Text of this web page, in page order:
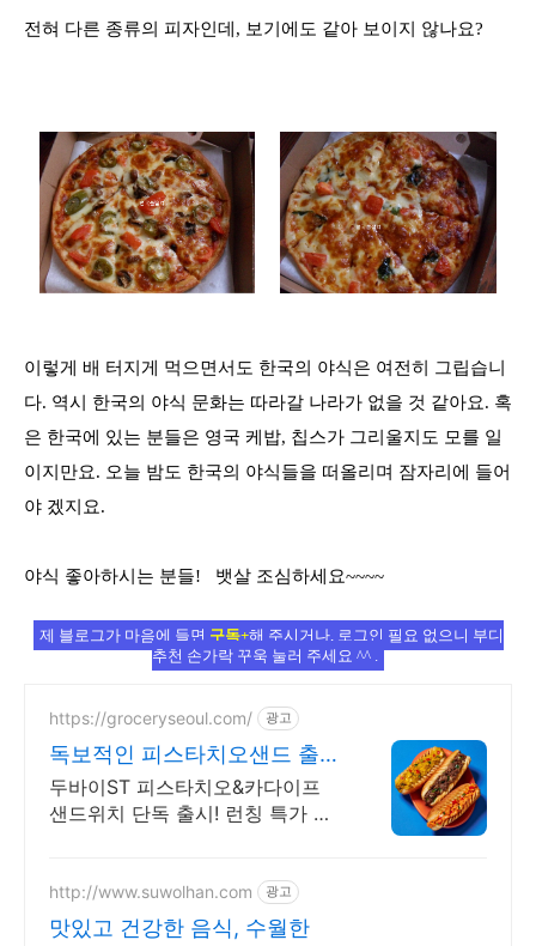
전혀 다른 종류의 피자인데, 보기에도 같아 보이지 않나요?
이렇게 배 터지게 먹으면서도 한국의 야식은 여전히 그립습니
다. 역시 한국의 야식 문화는 따라갈 나라가 없을 것 같아요. 혹
은 한국에 있는 분들은 영국 케밥, 칩스가 그리울지도 모를 일
이지만요. 오늘 밤도 한국의 야식들을 떠올리며 잠자리에 들어
야 겠지요.
야식 좋아하시는 분들! 뱃살 조심하세요~~~~
제 블로그가 마음에 들면 구독+해 주시거나, 로그인 필요 없으니 부디
추천 손가락 꾸욱 눌러 주세요 ^^ .
https://groceryseoul.com/ 광고
독보적인 피스타치오샌드 출시
꽉 찬 내용물로 포만감 최고
두바이ST 피스타치오&카다이프
샌드위치 단독 출시! 런칭 특가 최
http://www.suwolhan.com 광고
맛있고 건강한 음식, 수월한